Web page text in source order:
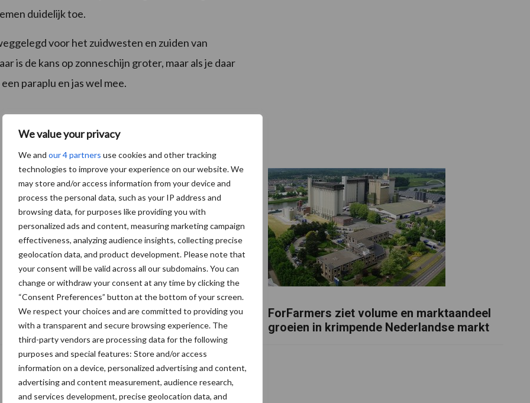
We value your privacy
We and our 4 partners use cookies and other tracking
technologies to improve your experience on our website. We
may store and/or access information from your device and
process the personal data, such as your IP address and
browsing data, for purposes like providing you with
personalized ads and content, measuring marketing campaign
effectiveness, analyzing audience insights, collecting precise
geolocation data, and product development. Please note that
your consent will be valid across all our subdomains. You can
change or withdraw your consent at any time by clicking the
“Consent Preferences” button at the bottom of your screen.
We respect your choices and are committed to providing you
with a transparent and secure browsing experience. The
third-party vendors are processing data for the following
purposes and special features: Store and/or access
information on a device, personalized advertising and content,
advertising and content measurement, audience research,
and services development, precise geolocation data, and
duidelijk toe.
voor het zuidwesten en zuiden van
is de kans op zonneschijn groter, maar als je daar
paraplu en jas wel mee.
De speenhuid: een vaak onderschatte
risicofactor voor mastitis
ForFarmers ziet volume en marktaandeel
groeien in krimpende Nederlandse markt